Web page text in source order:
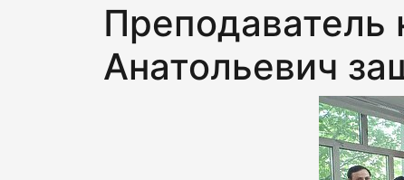
Анатольевич